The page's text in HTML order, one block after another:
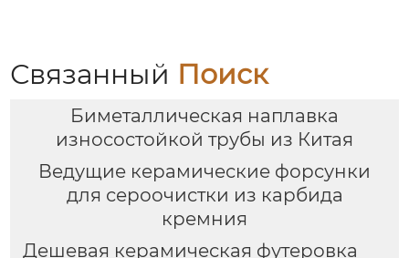
Связанный Поиск
Биметаллическая наплавка
износостойкой трубы из Китая
Ведущие керамические форсунки
для сероочистки из карбида
кремния
Дешевая керамическая футеровка